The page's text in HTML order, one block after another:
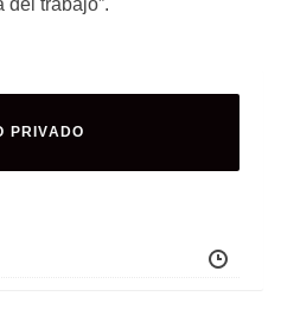
del trabajo”.
PRIVADO